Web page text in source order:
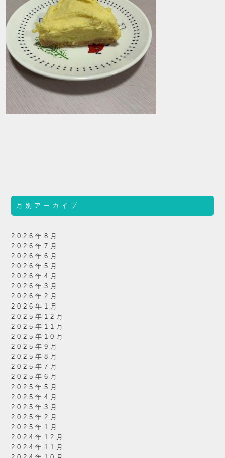
月別アーカイブ
2026年8月
2026年7月
2026年6月
2026年5月
2026年4月
2026年3月
2026年2月
2026年1月
2025年12月
2025年11月
2025年10月
2025年9月
2025年8月
2025年7月
2025年6月
2025年5月
2025年4月
2025年3月
2025年2月
2025年1月
2024年12月
2024年11月